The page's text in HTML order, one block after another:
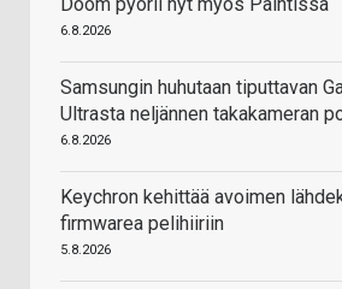
6.8.2026
Samsungin huhutaan tiputtavan
Ultrasta neljännen takakameran
6.8.2026
Keychron kehittää avoimen
firmwarea pelihiiriin
5.8.2026